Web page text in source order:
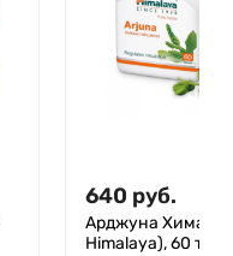
640 руб.
Арджуна
Himalaya), 60 таб.